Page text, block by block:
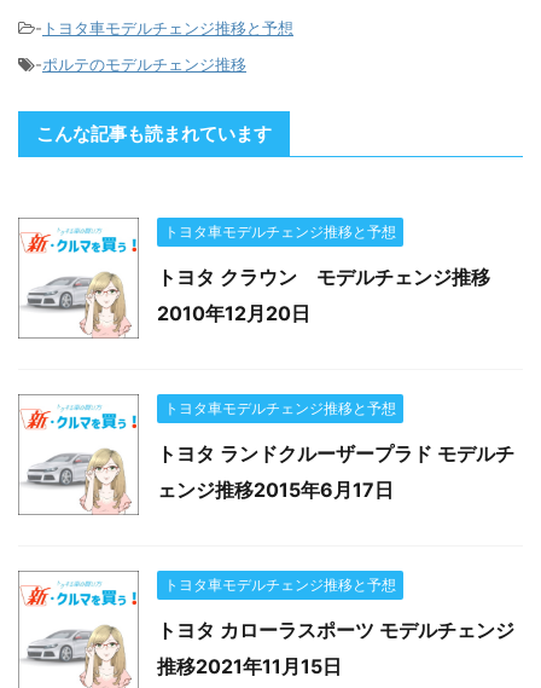
- トヨタ車モデルチェンジ推移と予想
-ポルテのモデルチェンジ推移
こんな記事も読まれています
トヨタ車モデルチェンジ推移と予想
トヨタ クラウン モデルチェンジ推移
2010年12月20日
トヨタ車モデルチェンジ推移と予想
トヨタ ランドクルーザープラド モデルチ
ェンジ推移2015年6月17日
トヨタ車モデルチェンジ推移と予想
トヨタ カローラスポーツ モデルチェンジ
推移2021年11月15日